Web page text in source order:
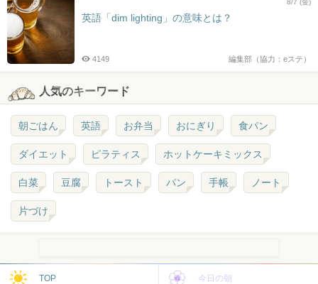
8/7 (金)
英語「dim lighting」の意味とは？
編集部（協力：eステ）
4149
人気のキーワード
朝ごはん 英語 お弁当 おにぎり 食パン
ダイエット ピラティス ホットケーキミックス
白菜 豆腐 トースト パン 手帳 ノート
片づけ
TOP 今日の朝